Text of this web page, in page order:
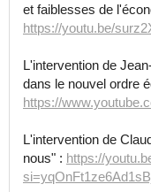
et faiblesses de
https://youtu.be/
L'intervention de
dans le nouvel ordre
https://
L'intervention de
nous" : https://